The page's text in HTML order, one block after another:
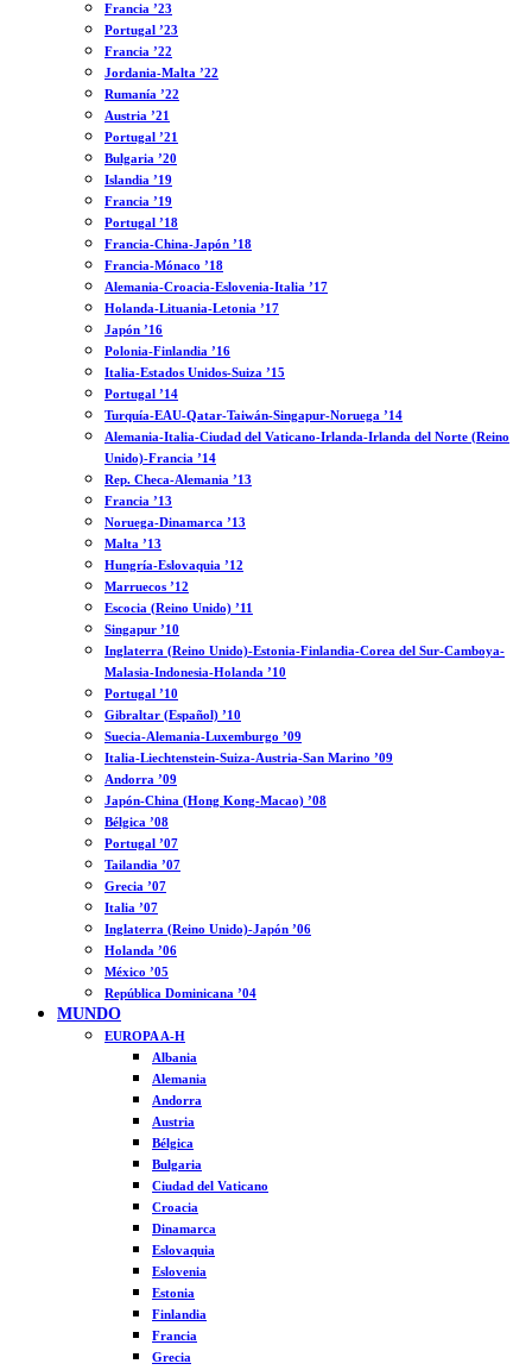
Francia ’23
Portugal ’23
Francia ’22
Jordania-Malta ’22
Rumanía ’22
Austria ’21
Portugal ’21
Bulgaria ’20
Islandia ’19
Francia ’19
Portugal ’18
Francia-China-Japón ’18
Francia-Mónaco ’18
Alemania-Croacia-Eslovenia-Italia ’17
Holanda-Lituania-Letonia ’17
Japón ’16
Polonia-Finlandia ’16
Italia-Estados Unidos-Suiza ’15
Portugal ’14
Turquía-EAU-Qatar-Taiwán-Singapur-Noruega ’14
Alemania-Italia-Ciudad del Vaticano-Irlanda-Irlanda del Norte (Reino
Unido)-Francia ’14
Rep. Checa-Alemania ’13
Francia ’13
Noruega-Dinamarca ’13
Malta ’13
Hungría-Eslovaquia ’12
Marruecos ’12
Escocia (Reino Unido) ’11
Singapur ’10
Inglaterra (Reino Unido)-Estonia-Finlandia-Corea del Sur-Camboya-
Malasia-Indonesia-Holanda ’10
Portugal ’10
Gibraltar (Español) ’10
Suecia-Alemania-Luxemburgo ’09
Italia-Liechtenstein-Suiza-Austria-San Marino ’09
Andorra ’09
Japón-China (Hong Kong-Macao) ’08
Bélgica ’08
Portugal ’07
Tailandia ’07
Grecia ’07
Italia ’07
Inglaterra (Reino Unido)-Japón ’06
Holanda ’06
México ’05
República Dominicana ’04
MUNDO
EUROPA A-H
Albania
Alemania
Andorra
Austria
Bélgica
Bulgaria
Ciudad del Vaticano
Croacia
Dinamarca
Eslovaquia
Eslovenia
Estonia
Finlandia
Francia
Grecia